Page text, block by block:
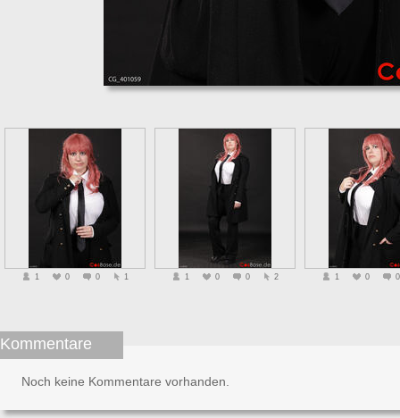
1 0 0 1 1 0 0 2 1 0 0
Kommentare
Noch keine Kommentare vorhanden.